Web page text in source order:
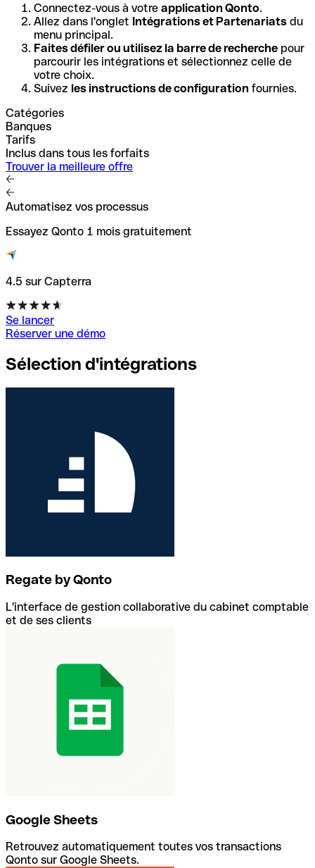
Connectez-vous à votre application Qonto.
Allez dans l'onglet Intégrations et Partenariats du
menu principal.
Faites défiler ou utilisez la barre de recherche pour
parcourir les intégrations et sélectionnez celle de
votre choix.
Suivez les instructions de configuration fournies.
Catégories
Banques
Tarifs
Inclus dans tous les forfaits
Trouver la meilleure offre
Automatisez vos processus
Essayez Qonto 1 mois gratuitement
4.5 sur Capterra
Se lancer
Réserver une démo
Sélection d'intégrations
Regate by Qonto
L'interface de gestion collaborative du cabinet comptable
et de ses clients
Google Sheets
Retrouvez automatiquement toutes vos transactions
Qonto sur Google Sheets.